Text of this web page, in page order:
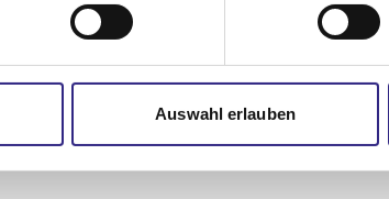
Auswahl erlauben